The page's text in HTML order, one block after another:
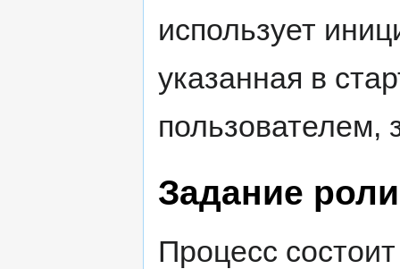
использует
указанная в
пользователем,
Задание
Процесс